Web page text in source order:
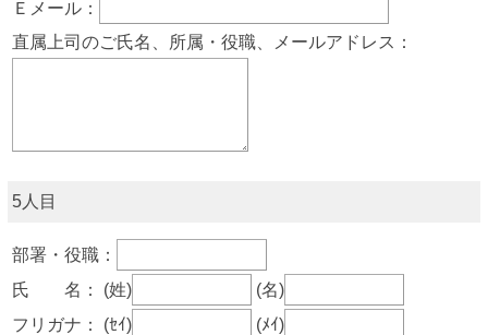
Ｅメール：
直属上司のご氏名、所属・役職、メールアドレス：
5人目
部署・役職：
氏 名：
(姓)
(名)
フリガナ：
(ｾｲ)
(ﾒｲ)